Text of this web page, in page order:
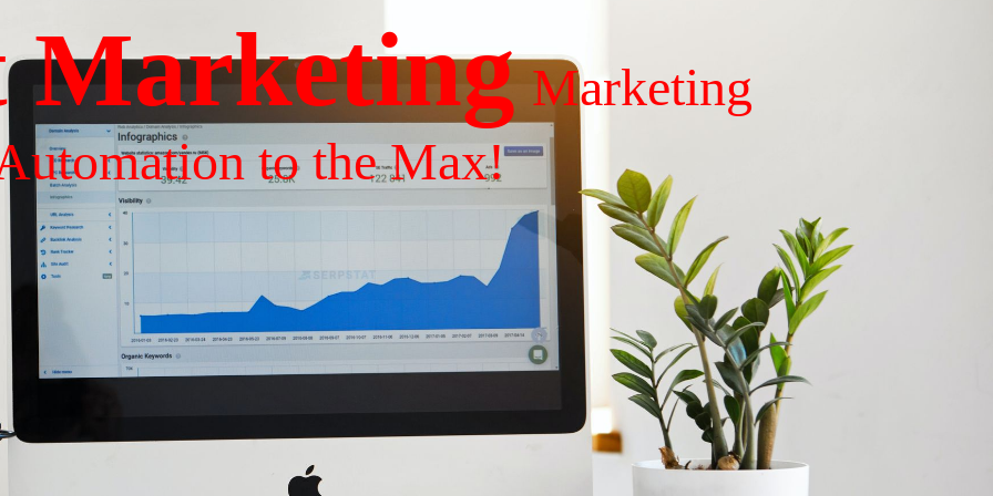
Marketing Marketing
to the Max!